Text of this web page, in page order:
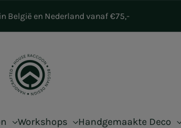
België en Nederland vanaf €75,-
Workshops Handgemaakte Deco